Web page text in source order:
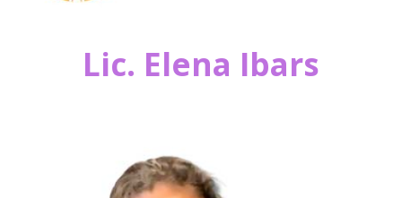
Lic. Elena Ibars